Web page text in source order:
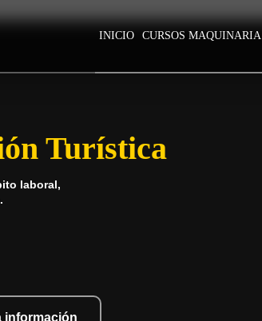
INICIO CURSOS MAQUINARIA
Turística
laboral,
información